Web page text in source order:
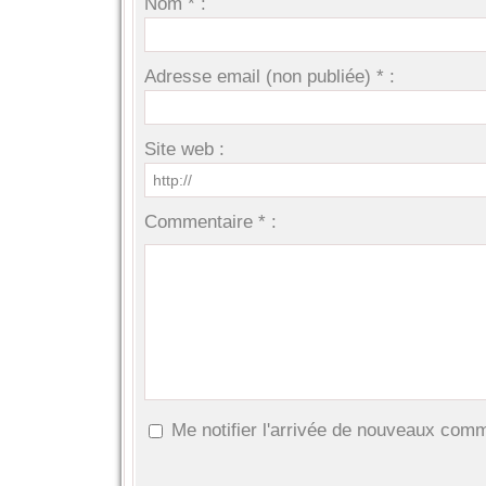
Adresse email (non publiée) * :
Site web :
Commentaire * :
Me notifier l'arrivée de nouveaux